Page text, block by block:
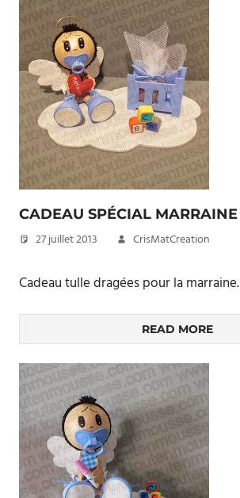
CADEAU SPÉCIAL MARRAINE
27 juillet 2013 CrisMatCreation
Cadeau tulle dragées pour la marraine.
READ MORE